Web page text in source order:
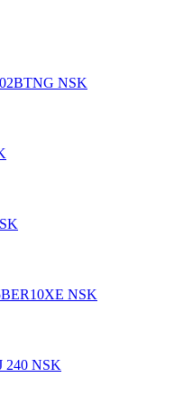
NSK
NSK
240 NSK